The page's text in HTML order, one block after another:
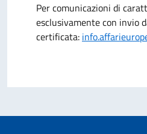
Per comunicazioni di
esclusivamente con invio
certificata: